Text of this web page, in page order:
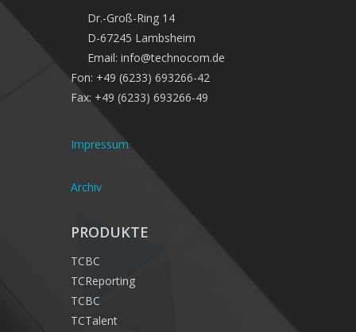
Dr.-Groß-Ring 14
D-67245 Lambsheim
Email: info@technocom.de
Fon: +49 (6233) 693266-42
Fax: +49 (6233) 693266-49
Impressum
Archiv
PRODUKTE
TCBC
TCReporting
TCBC
TCTalent